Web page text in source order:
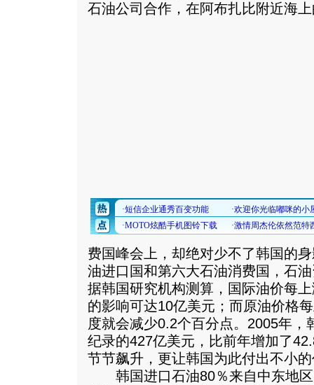
石油公司合作，在阿布扎比附近海
费国峰会上，却绝对少不了韩国的
油进口国和第六大石油消费国，石
据韩国研究机构测算，国际油价每
的影响可达10亿美元；而原油价格
度就会减少0.2个百分点。2005年，
纪录的427亿美元，比前年增加了
节节飙升，更让韩国为此付出不小
韩国进口石油80％来自中东地区